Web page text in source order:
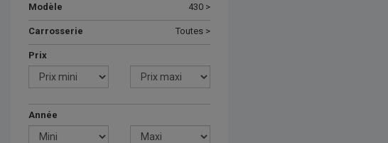
Modèle 430 >
Carrosserie Toutes >
Prix
Année